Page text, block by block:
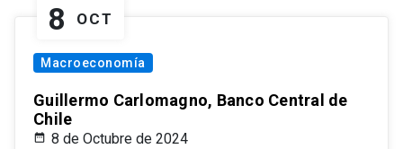
8 OCT
Macroeconomía
Guillermo Carlomagno, Banco Central de
Chile
8 de Octubre de 2024